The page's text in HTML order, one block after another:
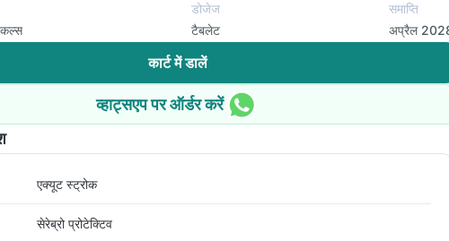
डोजेज
टैबलेट
समाप्ति
अप्रैल
कार्ट में डालें
व्हाट्सएप पर ऑर्डर करें
एक्यूट स्ट्रोक
सेरेब्रो प्रोटेक्टिव